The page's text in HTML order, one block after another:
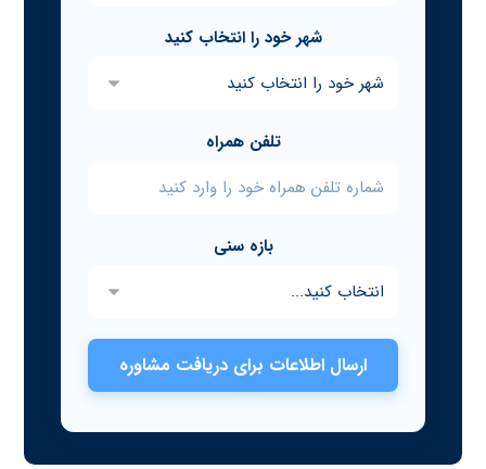
شهر خود را انتخاب کنید
تلفن همراه
بازه سنی
ارسال اطلاعات برای دریافت مشاوره